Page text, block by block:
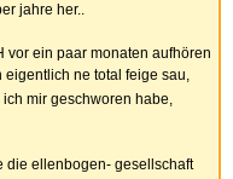
jahre her..
vor ein paar monaten aufhören
eigentlich ne total feige sau,
mir geschworen habe,
die ellenbogen- gesellschaft